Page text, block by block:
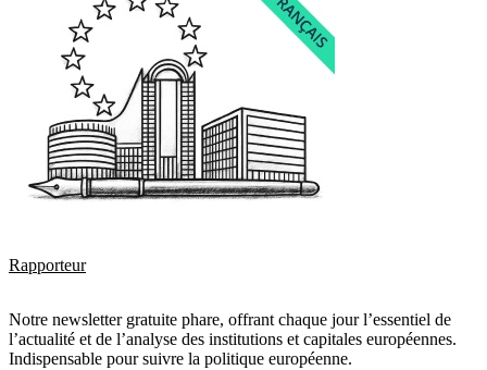
Rapporteur
Notre newsletter gratuite phare, offrant chaque jour l’essentiel de
l’actualité et de l’analyse des institutions et capitales européennes.
Indispensable pour suivre la politique européenne.